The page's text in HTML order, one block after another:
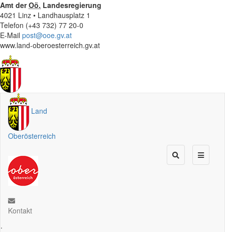
Amt derOö. Landesregierung
4021 Linz • Landhausplatz 1
Telefon (+43 732) 77 20-0
E-Mail post@ooe.gv.at
www.land-oberoesterreich.gv.at
Land
Oberösterreich
Kontakt
.